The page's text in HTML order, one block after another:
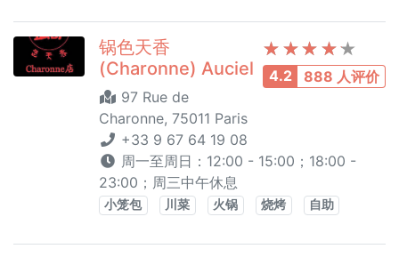
4.2 888 人评价
锅色天香
(Charonne) Auciel
97 Rue de
Charonne, 75011 Paris
+33 9 67 64 19 08
周一至周日：12:00 - 15:00；18:00 -
23:00；周三中午休息
小笼包 川菜 火锅 烧烤 自助